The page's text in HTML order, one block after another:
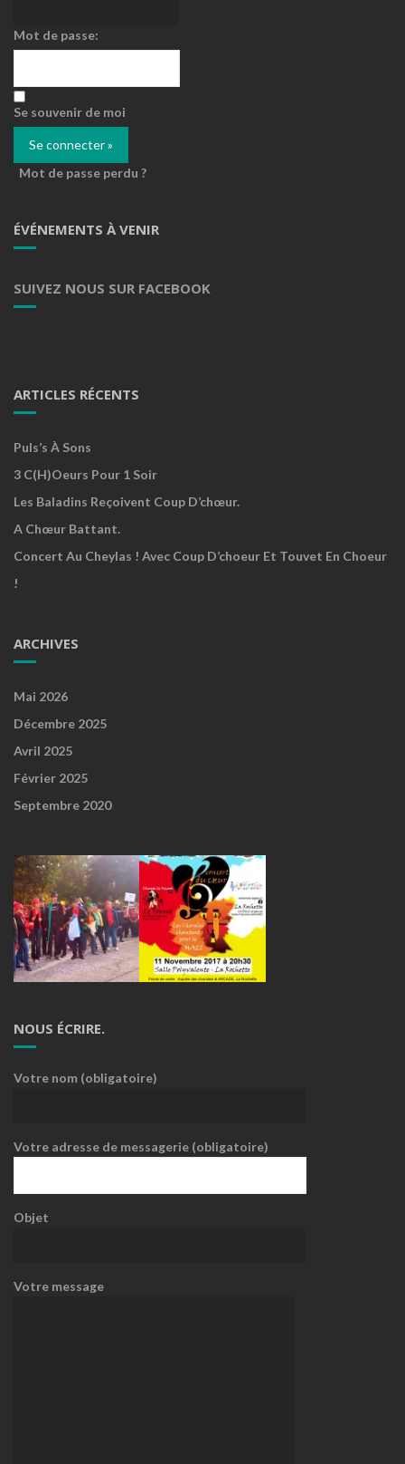
Mot de passe:
Se souvenir de moi
Mot de passe perdu ?
ÉVÉNEMENTS À VENIR
SUIVEZ NOUS SUR FACEBOOK
ARTICLES RÉCENTS
Puls’s À Sons
3 C(h)oeurs Pour 1 Soir
Les Baladins Reçoivent Coup D’chœur.
A Chœur Battant.
Concert Au Cheylas ! Avec Coup D’choeur Et Touvet En Choeur
!
ARCHIVES
Mai 2026
Décembre 2025
Avril 2025
Février 2025
Septembre 2020
NOUS ÉCRIRE.
Votre nom (obligatoire)
Votre adresse de messagerie (obligatoire)
Objet
Votre message